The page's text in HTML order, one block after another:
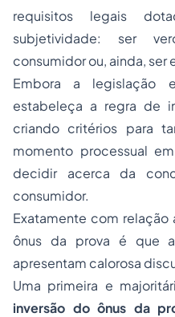
requisitos legais
subjetividade: ser
consumidor ou, ainda, ser
Embora a legislação
estabeleça a regra de
criando critérios para
momento processual
decidir acerca da
consumidor.
Exatamente com
ônus da prova é que
apresentam calorosa
Uma primeira e
inversão do ônus da